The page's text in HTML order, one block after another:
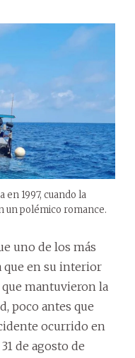
1997, cuando la
un polémico romance.
uno de los más
que en su interior
mantuvieron la
poco antes que
ocurrido en
de agosto de